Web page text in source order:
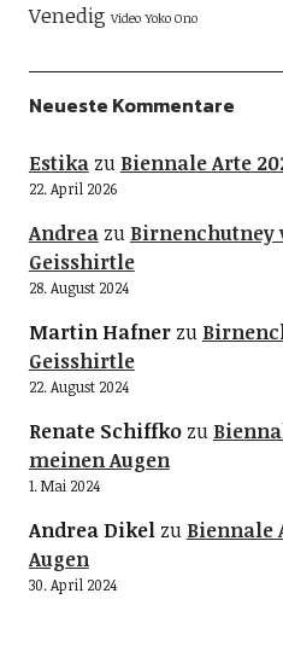
Venedig Video Yoko Ono
Neueste Kommentare
Estikazu Biennale Arte
22. April 2026
Andreazu Birnenchutney
Geisshirtle
28. August 2024
Martin Hafnerzu
Geisshirtle
22. August 2024
Renate Schiffkozu
meinen Augen
1. Mai 2024
Andrea Dikelzu Biennale
Augen
30. April 2024